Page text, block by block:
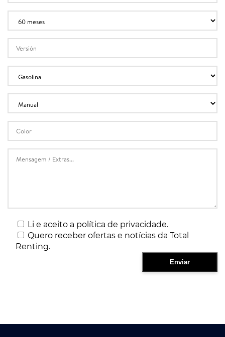
Li e aceito a política de privacidade.
Quero receber ofertas e notícias da Total
Renting.